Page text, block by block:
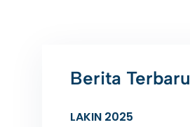
Berita Terbaru
LAKIN 2025